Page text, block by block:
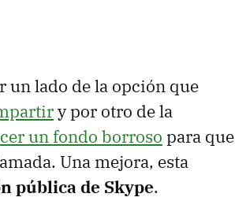
un lado de la opción que
y por otro de la
un fondo borroso para que
Una mejora, esta
pública de Skype.